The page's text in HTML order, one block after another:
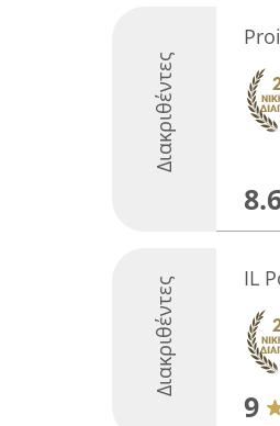
Διακριθέντες
Διακριθέντες IL
9